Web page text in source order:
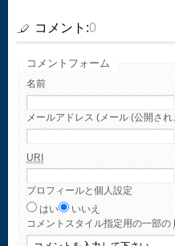
コメント:0
コメントフォーム
名前
メールアドレス (メール (公開さ
URI
プロフィールと個人設定
はい
いいえ
コメント スタイル指定用の一部の